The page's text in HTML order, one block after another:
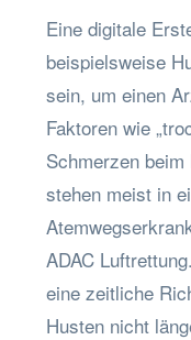
Eine digitale
beispielsweise
sein, um einen
Faktoren wie
Schmerzen
stehen meist in
ADAC
eine zeitliche
Husten nicht